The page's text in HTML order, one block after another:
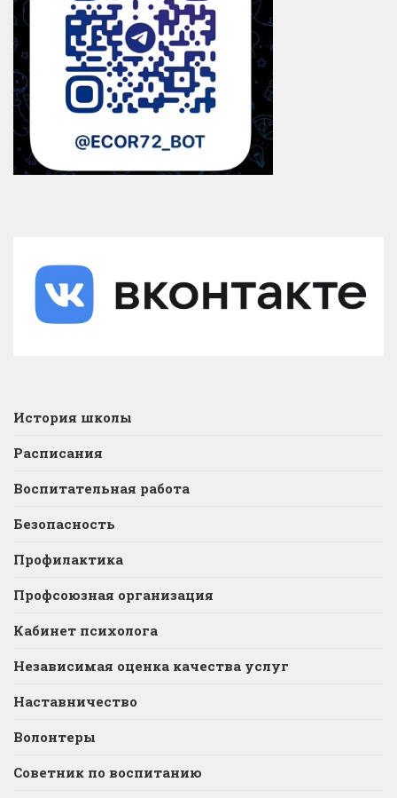
История школы
Расписания
Воспитательная работа
Безопасность
Профилактика
Профсоюзная организация
Кабинет психолога
Независимая оценка качества услуг
Наставничество
Волонтеры
Советник по воспитанию